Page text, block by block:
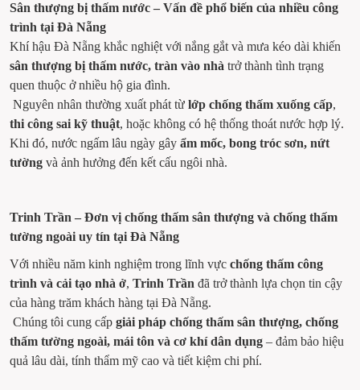
Sân thượng bị thấm nước – Vấn đề phổ biến của nhiều công
trình tại Đà Nẵng
Khí hậu Đà Nẵng khắc nghiệt với nắng gắt và mưa kéo dài khiến
sân thượng bị thấm nước, tràn vào nhà trở thành tình trạng
quen thuộc ở nhiều hộ gia đình.
Nguyên nhân thường xuất phát từ lớp chống thấm xuống cấp,
thi công sai kỹ thuật, hoặc không có hệ thống thoát nước hợp lý.
Khi đó, nước ngấm lâu ngày gây ẩm mốc, bong tróc sơn, nứt
tường và ảnh hưởng đến kết cấu ngôi nhà.
Trinh Trần – Đơn vị chống thấm sân thượng và chống thấm
tường ngoài uy tín tại Đà Nẵng
Với nhiều năm kinh nghiệm trong lĩnh vực chống thấm công
trình và cải tạo nhà ở, Trinh Trần đã trở thành lựa chọn tin cậy
của hàng trăm khách hàng tại Đà Nẵng.
Chúng tôi cung cấp giải pháp chống thấm sân thượng, chống
thấm tường ngoài, mái tôn và cơ khí dân dụng – đảm bảo hiệu
quả lâu dài, tính thẩm mỹ cao và tiết kiệm chi phí.